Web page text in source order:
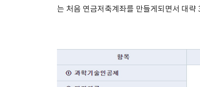
는 처음 연금저축계좌를 만들게되면서 대